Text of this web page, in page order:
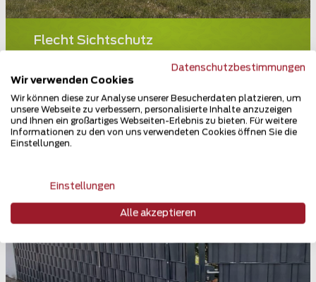
Flecht Sichtschutz
Datenschutzbestimmungen
Wir verwenden Cookies
Wir können diese zur Analyse unserer Besucherdaten platzieren, um
unsere Webseite zu verbessern, personalisierte Inhalte anzuzeigen
und Ihnen ein großartiges Webseiten-Erlebnis zu bieten. Für weitere
Informationen zu den von uns verwendeten Cookies öffnen Sie die
Einstellungen.
Einstellungen
Alle akzeptieren